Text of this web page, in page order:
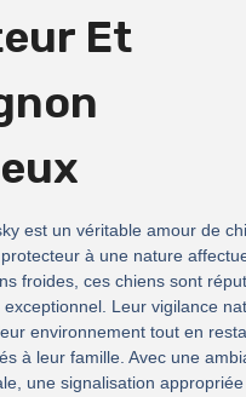
Et
est un véritable amour de
à une nature
froides, ces chiens sont
Leur vigilance
environnement tout en
à leur famille. Avec une
une signalisation